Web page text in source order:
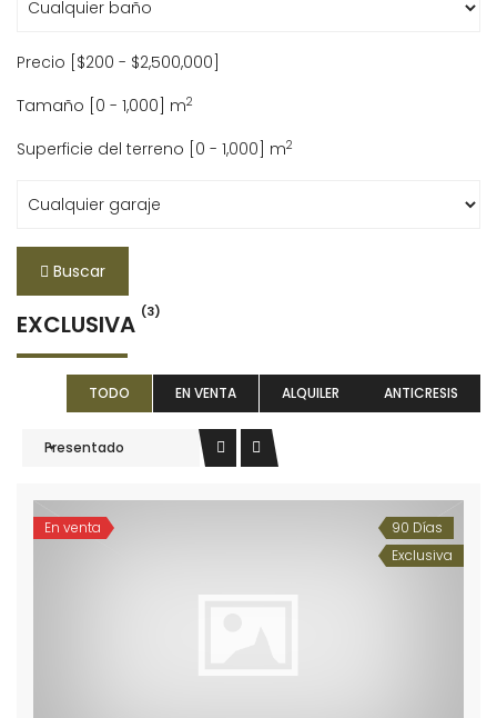
Precio [ $200 - $2,500,000
Tamaño [ 0 - 1,000 ] m2
Superficie del terreno [ 0 - 1,000 ] m2
Buscar
EXCLUSIVA (3)
TODO EN VENTA ALQUILER ANTICRESIS
Presentado
90 Días
Exclusiva
En venta